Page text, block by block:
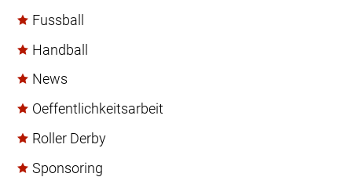
Fussball
Handball
News
Oeffentlichkeitsarbeit
Roller Derby
Sponsoring